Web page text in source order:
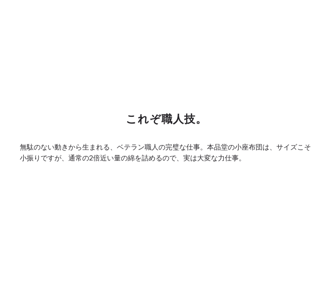
これぞ職人技。
無駄のない動きから生まれる、ベテラン職人の完璧な仕事。本品堂の小座布団は、サイズこそ
小振りですが、通常の2倍近い量の綿を詰めるので、実は大変な力仕事。